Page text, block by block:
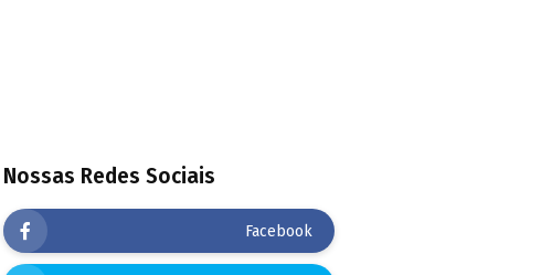
Nossas Redes Sociais
Facebook